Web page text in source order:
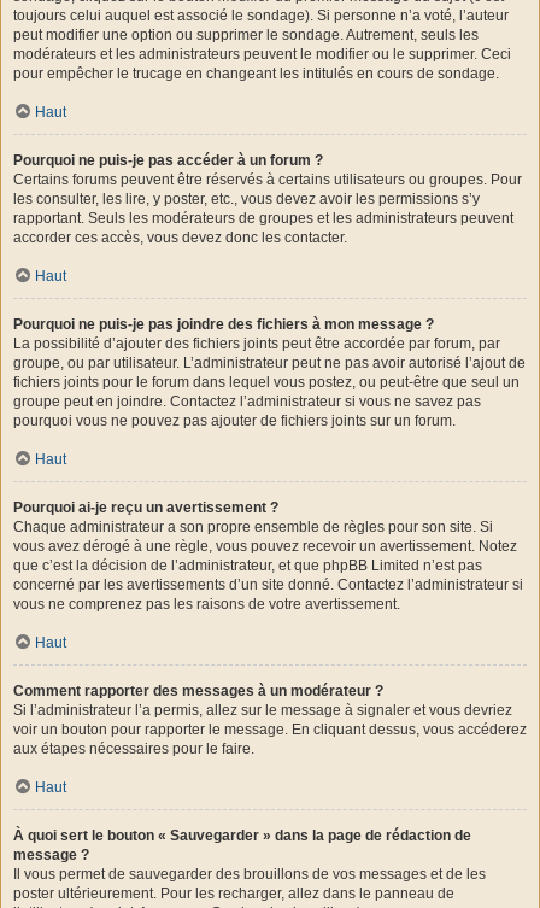
toujours celui auquel est associé le sondage). Si personne n’a voté, l’auteur
peut modifier une option ou supprimer le sondage. Autrement, seuls les
modérateurs et les administrateurs peuvent le modifier ou le supprimer. Ceci
pour empêcher le trucage en changeant les intitulés en cours de sondage.
Haut
Pourquoi ne puis-je pas accéder à un forum ?
Certains forums peuvent être réservés à certains utilisateurs ou groupes. Pour
les consulter, les lire, y poster, etc., vous devez avoir les permissions s’y
rapportant. Seuls les modérateurs de groupes et les administrateurs peuvent
accorder ces accès, vous devez donc les contacter.
Haut
Pourquoi ne puis-je pas joindre des fichiers à mon message ?
La possibilité d’ajouter des fichiers joints peut être accordée par forum, par
groupe, ou par utilisateur. L’administrateur peut ne pas avoir autorisé l’ajout de
fichiers joints pour le forum dans lequel vous postez, ou peut-être que seul un
groupe peut en joindre. Contactez l’administrateur si vous ne savez pas
pourquoi vous ne pouvez pas ajouter de fichiers joints sur un forum.
Haut
Pourquoi ai-je reçu un avertissement ?
Chaque administrateur a son propre ensemble de règles pour son site. Si
vous avez dérogé à une règle, vous pouvez recevoir un avertissement. Notez
que c’est la décision de l’administrateur, et que phpBB Limited n’est pas
concerné par les avertissements d’un site donné. Contactez l’administrateur si
vous ne comprenez pas les raisons de votre avertissement.
Haut
Comment rapporter des messages à un modérateur ?
Si l’administrateur l’a permis, allez sur le message à signaler et vous devriez
voir un bouton pour rapporter le message. En cliquant dessus, vous accéderez
aux étapes nécessaires pour le faire.
Haut
À quoi sert le bouton « Sauvegarder » dans la page de rédaction de
message ?
Il vous permet de sauvegarder des brouillons de vos messages et de les
poster ultérieurement. Pour les recharger, allez dans le panneau de